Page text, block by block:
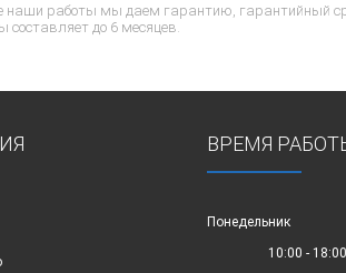
наши работы мы даем гарантию, гарантийный
составляет до 6 месяцев.
ВРЕМЯ
Понедельник
10:00 - 18:00